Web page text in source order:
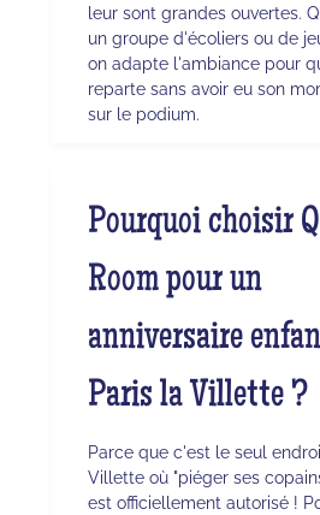
leur sont grandes ouvertes.
un groupe d'écoliers ou de
on adapte l'ambiance pour
reparte sans avoir eu son
sur le podium.
Pourquoi choisir
Room pour un
anniversaire
Paris la Villette ?
Parce que c'est le seul
Villette où "piéger ses
est officiellement autorisé !